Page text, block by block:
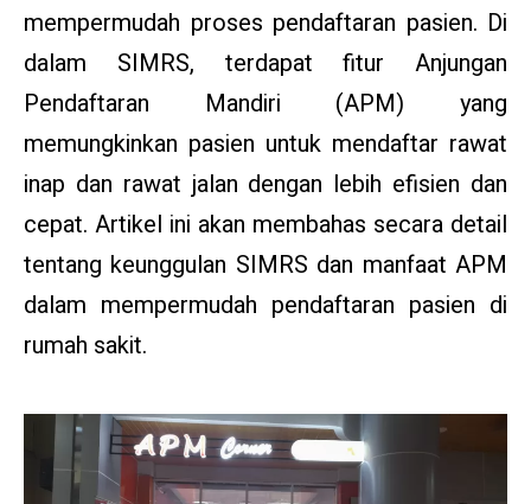
mempermudah proses pendaftaran pasien. Di
dalam SIMRS, terdapat fitur Anjungan
Pendaftaran Mandiri (APM) yang
memungkinkan pasien untuk mendaftar rawat
inap dan rawat jalan dengan lebih efisien dan
cepat. Artikel ini akan membahas secara detail
tentang keunggulan SIMRS dan manfaat APM
dalam mempermudah pendaftaran pasien di
rumah sakit.